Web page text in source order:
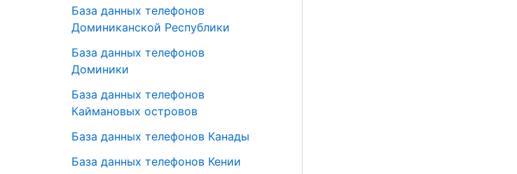
База данных телефонов
Доминиканской Республики
База данных телефонов
Доминики
База данных телефонов
Каймановых островов
База данных телефонов Канады
База данных телефонов Кении